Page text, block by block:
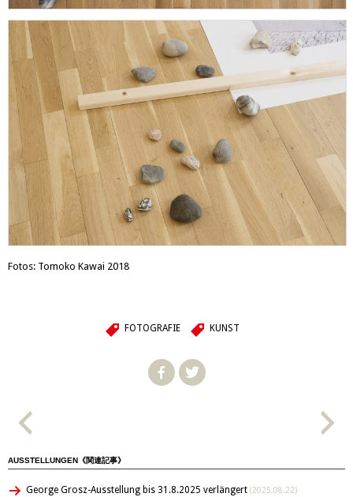
Fotos: Tomoko Kawai 2018
FOTOGRAFIE KUNST
AUSSTELLUNGEN《関連記事》
George Grosz-Ausstellung bis 31.8.2025 verlängert (2025.08.22)